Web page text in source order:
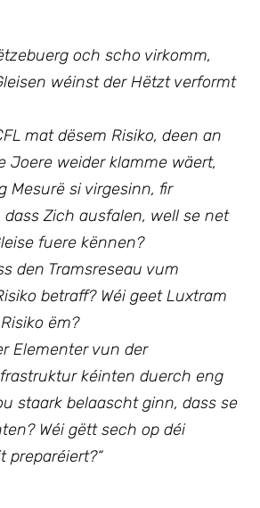
och scho virkomm,
wéinst der Hëtzt verformt
mat dësem Risiko, deen an
Joere weider klamme wäert,
Mesurë si virgesinn, fir
dass Zich ausfalen, well se net
fuere kënnen?
den Tramsreseau vum
betraff? Wéi geet Luxtram
ëm?
Elementer vun der
kéinten duerch eng
staark belaascht ginn, dass se
Wéi gëtt sech op déi
preparéiert?“